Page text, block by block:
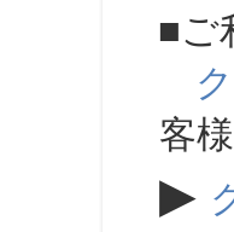
■ご
客様
▶